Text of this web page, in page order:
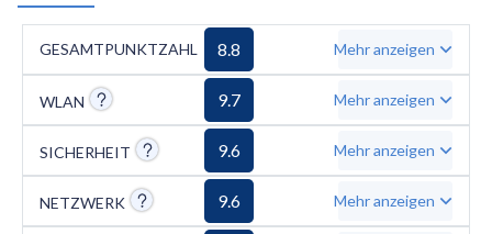
Integration von AiProtection Pro und AiMesh.
Als Nachteile gelten das sperrige Design, das
viel Platz beansprucht, der hohe
Stromverbrauch bei voller Auslastung der 10-
Gbit/s-Ports sowie der sehr hohe
Anschaffungspreis.
GESAMTPUNKTZAHL 8.8 Mehr anzeigen
WLAN 9.7 Mehr anzeigen
SICHERHEIT 9.6 Mehr anzeigen
NETZWERK 9.6 Mehr anzeigen